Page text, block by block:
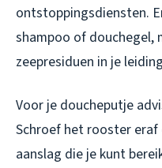
ontstoppingsdiensten.
shampoo of douchegel,
zeepresiduen in je
Voor je doucheputje
Schroef het rooster eraf
aanslag die je kunt